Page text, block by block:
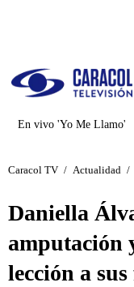
En vivo 'Yo Me Llamo'
Caracol TV / Actualidad /
Daniella
amputación
lección a sus